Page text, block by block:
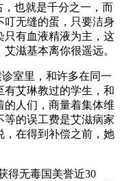
，也就是千分之一，而
叮无缝的蛋，只要洁身
只有血液精液为主，这
滋基本离你很遥远。
室里，和许多在同一
艾琳教过的学生，和
的人们，商量着集体维
的误工费是艾滋病家
，在得到补偿之前，她
得无毒国美誉近30